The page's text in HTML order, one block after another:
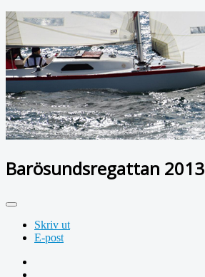
Barösundsregattan 2013
Skriv ut
E-post